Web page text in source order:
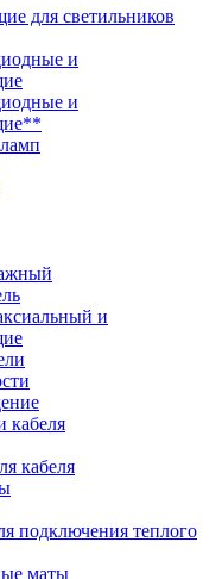
для светильников
и
и
и
кабеля
кабеля
подключения теплого
маты